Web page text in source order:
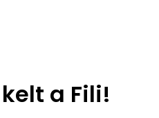
a Fili!